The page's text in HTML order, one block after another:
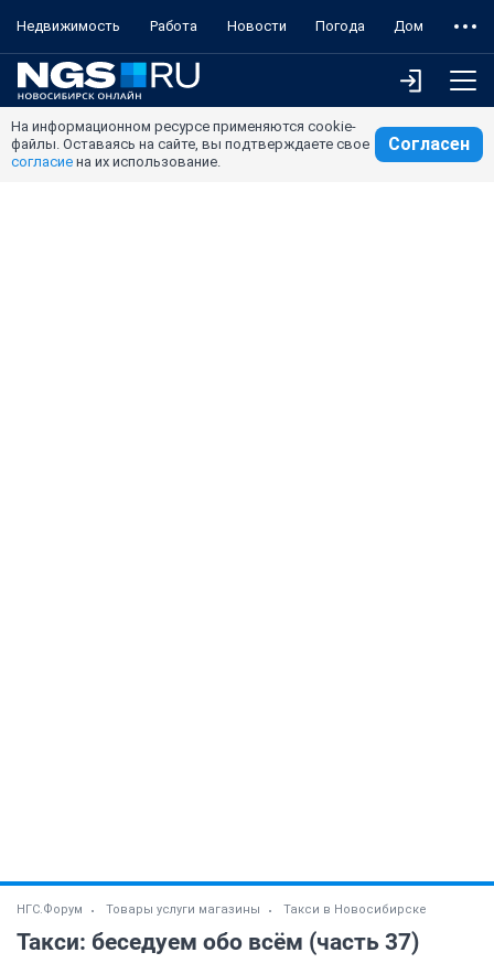
Недвижимость Работа Новости Погода Дом
На информационном ресурсе применяются cookie-
файлы. Оставаясь на сайте, вы подтверждаете свое
согласие на их использование.
Согласен
НГС.Форум Товары услуги магазины Такси в Новосибирске
Такси: беседуем обо всём (часть 37)